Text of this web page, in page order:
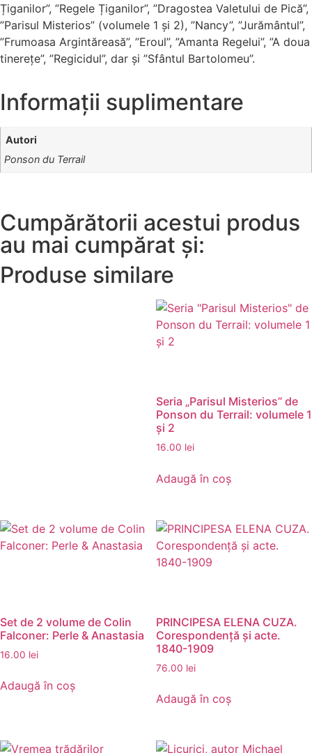
Țiganilor”, ”Regele Țiganilor”, ”Dragostea Valetului de Pică”,
”Parisul Misterios” (volumele 1 și 2), ”Nancy”, ”Jurământul”,
”Frumoasa Argintăreasă”, ”Eroul”, ”Amanta Regelui”, ”A doua
tinerețe”, ”Regicidul”, dar și ”Sfântul Bartolomeu”.
Informații suplimentare
Autori
Ponson du Terrail
Cumpărătorii acestui produs
au mai cumpărat și:
Produse similare
Seria „Parisul Misterios” de
Ponson du Terrail: volumele 1
și 2
16.00 lei
Adaugă în coș
Set de 2 volume de Colin
Falconer: Perle & Anastasia
16.00 lei
Adaugă în coș
PRINCIPESA ELENA CUZA.
Corespondenţă şi acte.
1840-1909
76.00 lei
Adaugă în coș